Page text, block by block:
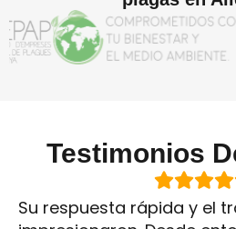
Testimonios
Su respuesta rápida y el